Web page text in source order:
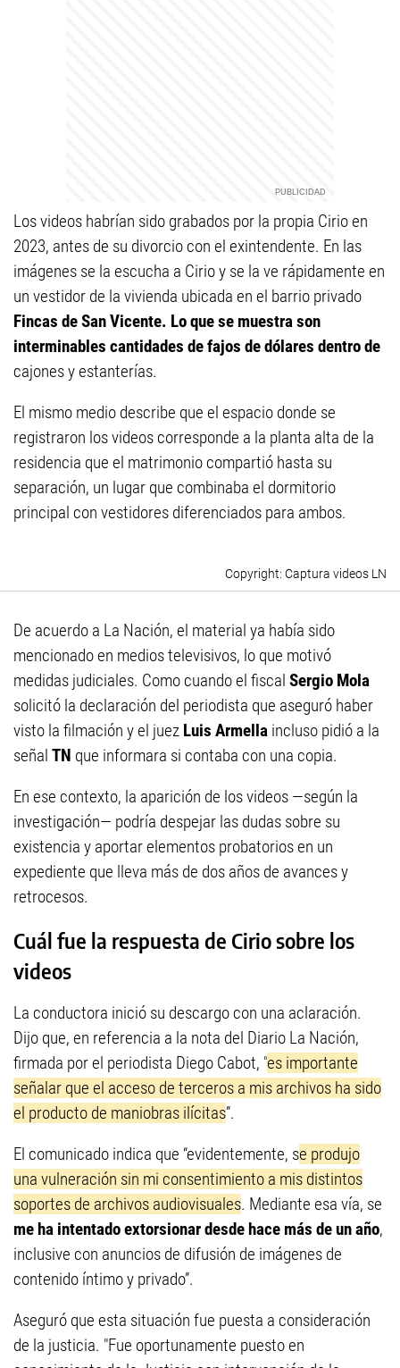
Los videos habrían sido grabados por la propia Cirio en
2023, antes de su divorcio con el exintendente. En las
imágenes se la escucha a Cirio y se la ve rápidamente en
un vestidor de la vivienda ubicada en el barrio privado
Fincas de San Vicente. Lo que se muestra son
interminables cantidades de fajos de dólares dentro de
cajones y estanterías.
El mismo medio describe que el espacio donde se
registraron los videos corresponde a la planta alta de la
residencia que el matrimonio compartió hasta su
separación, un lugar que combinaba el dormitorio
principal con vestidores diferenciados para ambos.
Captura videos LN
De acuerdo a La Nación, el material ya había sido
mencionado en medios televisivos, lo que motivó
medidas judiciales. Como cuando el fiscal Sergio Mola
solicitó la declaración del periodista que aseguró haber
visto la filmación y el juez Luis Armella incluso pidió a la
señal TN que informara si contaba con una copia.
En ese contexto, la aparición de los videos —según la
investigación— podría despejar las dudas sobre su
existencia y aportar elementos probatorios en un
expediente que lleva más de dos años de avances y
retrocesos.
Cuál fue la respuesta de Cirio sobre los
videos
La conductora inició su descargo con una aclaración.
Dijo que, en referencia a la nota del Diario La Nación,
firmada por el periodista Diego Cabot, "es importante
señalar que el acceso de terceros a mis archivos ha sido
el producto de maniobras ilícitas”.
El comunicado indica que “evidentemente, se produjo
una vulneración sin mi consentimiento a mis distintos
soportes de archivos audiovisuales. Mediante esa vía, se
me ha intentado extorsionar desde hace más de un año,
inclusive con anuncios de difusión de imágenes de
contenido íntimo y privado”.
Aseguró que esta situación fue puesta a consideración
de la justicia. "Fue oportunamente puesto en